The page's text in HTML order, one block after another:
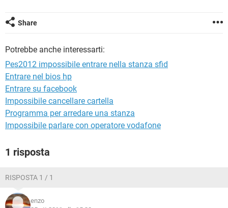
HARDWARE
Share
Potrebbe anche interessarti:
Pes2012 impossibile entrare nella stanza sfid
Entrare nel bios hp
Entrare su facebook
Impossibile cancellare cartella
Programma per arredare una stanza
Impossibile parlare con operatore vodafone
1 risposta
RISPOSTA 1 / 1
enzo